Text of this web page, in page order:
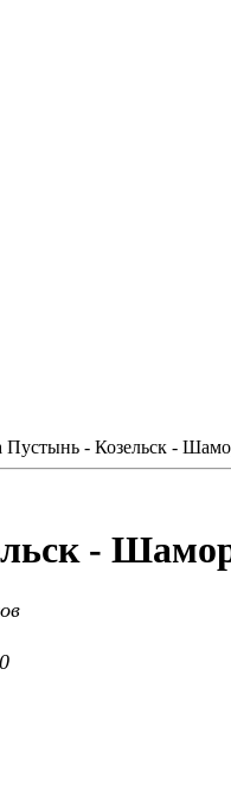
Пустынь - Козельск -
-